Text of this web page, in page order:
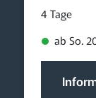
4 Tage
ab So.